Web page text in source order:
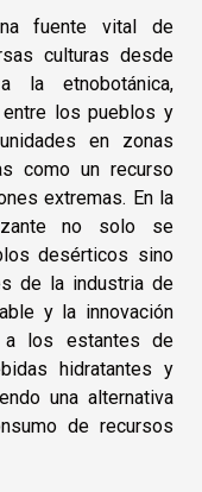
fuente vital de
culturas desde
la etnobotánica,
los pueblos y
en zonas
como un recurso
extremas. En la
no solo se
desérticos sino
de la industria de
y la innovación
a los estantes de
hidratantes y
una alternativa
de recursos